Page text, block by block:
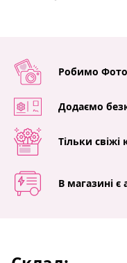
Робимо
Додаємо
Тільки свіжі
В магазині